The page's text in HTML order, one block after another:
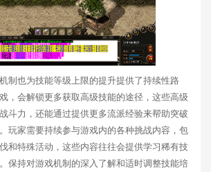
制也为技能等级上限的提升提供了持续性路
，会解锁更多获取高级技能的途径，这些高级
斗力，还能通过提供更多流派经验来帮助突破
玩家需要持续参与游戏内的各种挑战内容，包
和特殊活动，这些内容往往会提供学习稀有技
保持对游戏机制的深入了解和适时调整技能培